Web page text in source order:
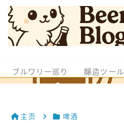
ブルワリー巡り 醸造ツール
主页 啤酒